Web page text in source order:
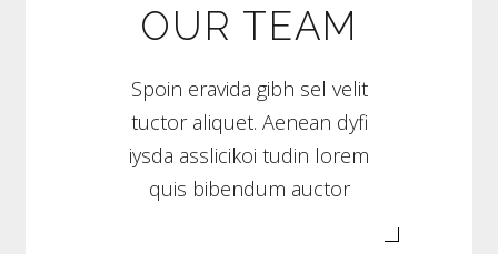
OUR TEAM
Spoin eravida gibh sel velit
tuctor aliquet. Aenean dyfi
iysda asslicikoi tudin lorem
quis bibendum auctor